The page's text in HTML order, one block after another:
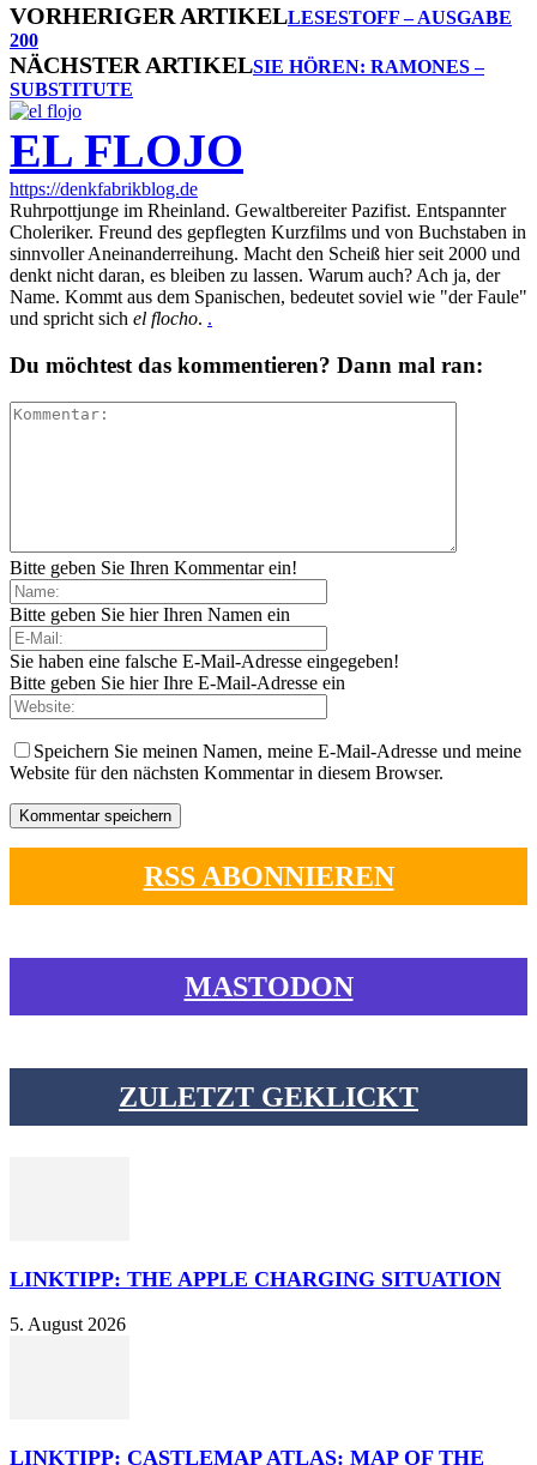
VORHERIGER ARTIKELLESESTOFF – AUSGABE
200
NÄCHSTER ARTIKELSIE HÖREN: RAMONES –
SUBSTITUTE
EL FLOJO
https://denkfabrikblog.de
Ruhrpottjunge im Rheinland. Gewaltbereiter Pazifist. Entspannter
Choleriker. Freund des gepflegten Kurzfilms und von Buchstaben in
sinnvoller Aneinanderreihung. Macht den Scheiß hier seit 2000 und
denkt nicht daran, es bleiben zu lassen. Warum auch? Ach ja, der
Name. Kommt aus dem Spanischen, bedeutet soviel wie "der Faule"
und spricht sich el flocho. .
Du möchtest das kommentieren? Dann mal ran:
Bitte geben Sie Ihren Kommentar ein!
Bitte geben Sie hier Ihren Namen ein
Sie haben eine falsche E-Mail-Adresse eingegeben!
Bitte geben Sie hier Ihre E-Mail-Adresse ein
Speichern Sie meinen Namen, meine E-Mail-Adresse und meine
Website für den nächsten Kommentar in diesem Browser.
RSS ABONNIEREN
MASTODON
ZULETZT GEKLICKT
LINKTIPP: THE APPLE CHARGING SITUATION
5. August 2026
LINKTIPP: CASTLEMAP ATLAS: MAP OF THE